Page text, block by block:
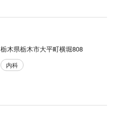
栃木県栃木市大平町横堀808
内科